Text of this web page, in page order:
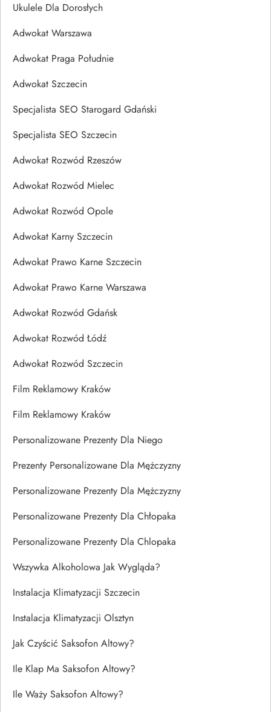
Ukulele Dla Dorosłych
Adwokat Warszawa
Adwokat Praga Południe
Adwokat Szczecin
Specjalista SEO Starogard Gdański
Specjalista SEO Szczecin
Adwokat Rozwód Rzeszów
Adwokat Rozwód Mielec
Adwokat Rozwód Opole
Adwokat Karny Szczecin
Adwokat Prawo Karne Szczecin
Adwokat Prawo Karne Warszawa
Adwokat Rozwód Gdańsk
Adwokat Rozwód Łódź
Adwokat Rozwód Szczecin
Film Reklamowy Kraków
Film Reklamowy Kraków
Personalizowane Prezenty Dla Niego
Prezenty Personalizowane Dla Mężczyzny
Personalizowane Prezenty Dla Mężczyzny
Personalizowane Prezenty Dla Chłopaka
Personalizowane Prezenty Dla Chlopaka
Wszywka Alkoholowa Jak Wygląda?
Instalacja Klimatyzacji Szczecin
Instalacja Klimatyzacji Olsztyn
Jak Czyścić Saksofon Altowy?
Ile Klap Ma Saksofon Altowy?
Ile Waży Saksofon Altowy?